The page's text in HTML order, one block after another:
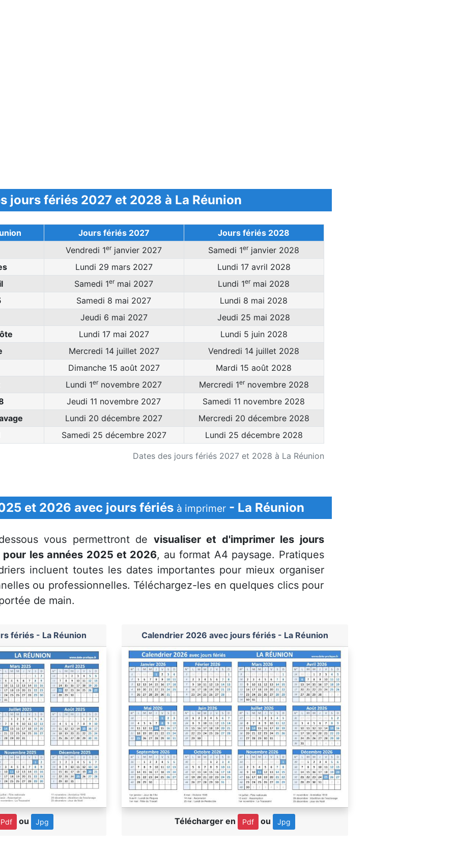
jours fériés 2027 et 2028 à La Réunion
Dates des jours fériés 2027 et 2028 à La Réunion
Jours fériés 2027
Jours fériés 2028
Vendredi 1erjanvier 2027 Samedi 1erjanvier 2028
Lundi 29 mars 2027
Lundi 17 avril 2028
Samedi 1ermai 2027 Lundi 1ermai 2028
Samedi 8 mai 2027
Lundi 8 mai 2028
Jeudi 6 mai 2027
Jeudi 25 mai 2028
Lundi 17 mai 2027
Lundi 5 juin 2028
Mercredi 14 juillet 2027
Vendredi 14 juillet 2028
Dimanche 15 août 2027
Mardi 15 août 2028
Lundi 1ernovembre 2027 Mercredi 1ernovembre 2028
Jeudi 11 novembre 2027
Samedi 11 novembre 2028
Lundi 20 décembre 2027
Mercredi 20 décembre 2028
Samedi 25 décembre 2027 Lundi 25 décembre 2028
et 2026 avec jours fériés à imprimer - La Réunion
vous permettront de visualiser et d'imprimer les jours
pour les années 2025 et 2026, au format A4 paysage. Pratiques
incluent toutes les dates importantes pour mieux organiser
ou professionnelles. Téléchargez-les en quelques clics pour
de main.
fériés - La Réunion
Pdf ou Jpg
Calendrier 2026 avec jours fériés - La Réunion
Télécharger en Pdf ou Jpg